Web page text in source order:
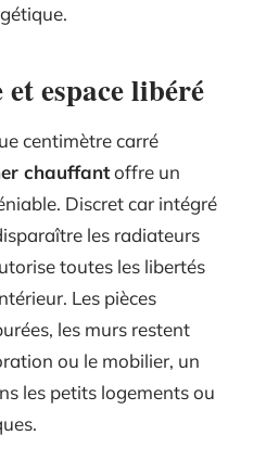
espace libéré
centimètre carré
chauffantoffre un
Discret car intégré
les radiateurs
toutes les libertés
Les pièces
les murs restent
ou le mobilier, un
les petits logements ou